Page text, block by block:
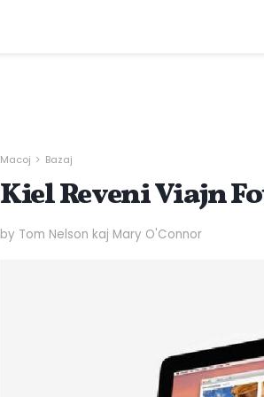
Macoj Bazaj
Kiel Reveni Viajn
by Tom Nelson kaj Mary O'Connor